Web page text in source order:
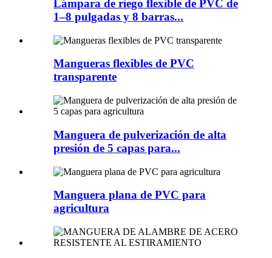
Lámpara de riego flexible de PVC de
1–8 pulgadas y 8 barras...
Mangueras flexibles de PVC
transparente
Manguera de pulverización de alta
presión de 5 capas para...
Manguera plana de PVC para
agricultura